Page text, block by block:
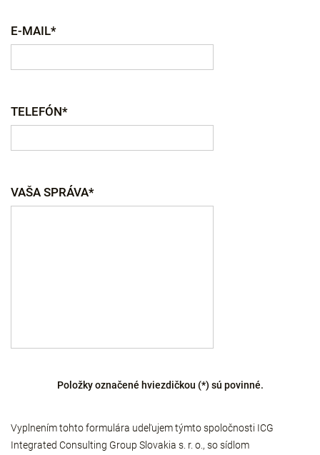
E-MAIL*
TELEFÓN*
VAŠA SPRÁVA*
Položky označené hviezdičkou (*) sú povinné.
Vyplnením tohto formulára udeľujem týmto spoločnosti ICG
Integrated Consulting Group Slovakia s. r. o., so sídlom